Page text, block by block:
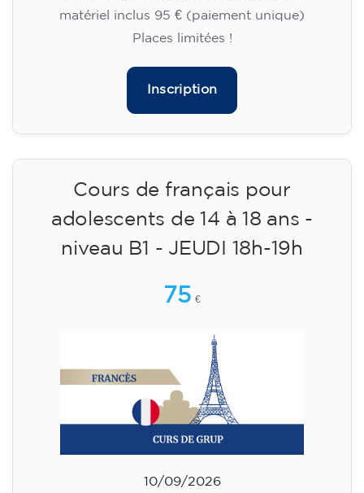
matériel inclus 95 € (paiement unique)
Places limitées !
Inscription
Cours de français pour
adolescents de 14 à 18 ans -
niveau B1 - JEUDI 18h-19h
75 €
10/09/2026